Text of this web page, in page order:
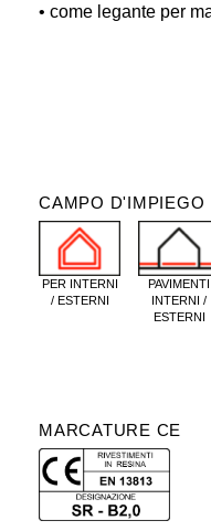
• come legante per
CAMPO D'IMPIEGO
PER INTERNI
/ ESTERNI
PAVIMENTI
INTERNI /
ESTERNI
MARCATURE CE